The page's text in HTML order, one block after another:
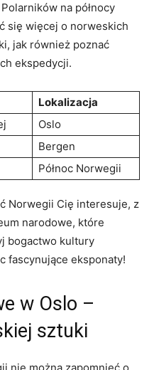
na‌ północy
się⁤ więcej⁣ o norweskich
jak również poznać
ekspedycji.
Lokalizacja
Oslo
Bergen
Północ Norwegii
⁤Norwegii ‌Cię interesuje, ‍z
⁣narodowe, które
bogactwo ‌kultury
fascynujące‍ eksponaty!
w Oslo​ –
sztuki